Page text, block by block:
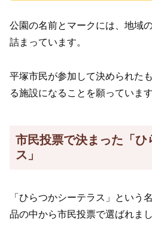
公園の名前とマークには、地域
詰まっています。
平塚市民が参加して決められた
る施設になることを願っています
市民投票で決まった「ひ
ス」
「ひらつかシーテラス」という
品の中から市民投票で選ばれまし